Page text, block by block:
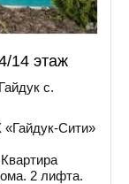
14 этаж
с.
Cити»
2 лифтa.